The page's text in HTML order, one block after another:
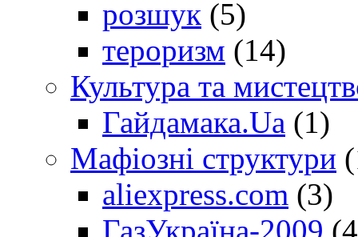
розшук (5)
тероризм (14)
Культура та
Гайдамака.Ua (1)
Мафіозні структури
aliexpress.com (3)
ГазУкраїна-2009